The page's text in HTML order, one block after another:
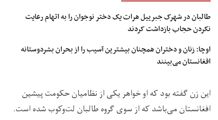
طالبان در شهرک جبرییل هرات یک دختر نوجوان را به اتهام رعایت
نکردن حجاب بازداشت کردند
اوچا: زنان و دختران همچنان بیشترین آسیب را از بحران بشردوستانه
افغانستان می‌بینند
این زن گفته بود که او خواهر یکی از نظامیان حکومت پیشین
افغانستان می‌باشد که از سوی گروه طالبان لت‌وکوب شده است.